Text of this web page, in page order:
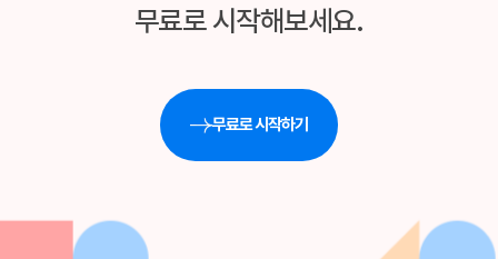
무료로 시작해보세요.
무료로 시작하기